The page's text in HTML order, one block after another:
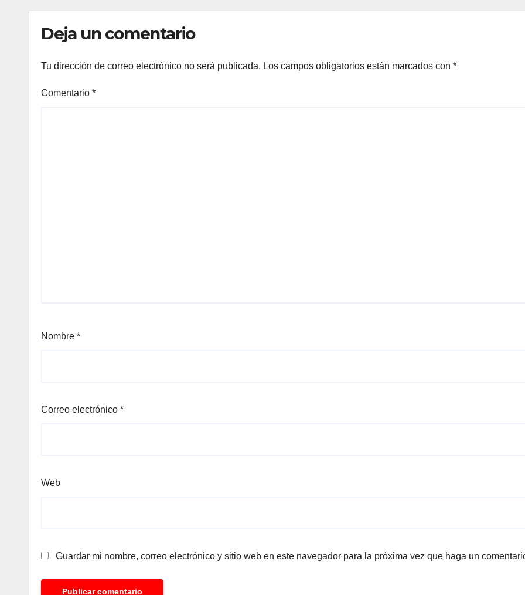
Deja un comentario
Tu dirección de correo electrónico no será publicada. Los campos obligatorios están marcados con *
Comentario *
Nombre *
Correo electrónico *
Web
Guardar mi nombre, correo electrónico y sitio web en este navegador para la próxima vez que haga un